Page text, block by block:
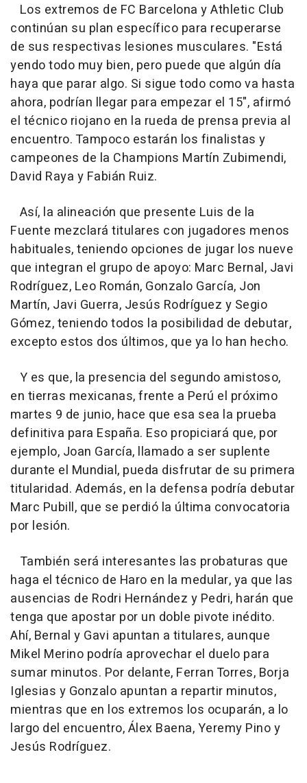
Los extremos de FC Barcelona y Athletic Club
continúan su plan específico para recuperarse
de sus respectivas lesiones musculares. "Está
yendo todo muy bien, pero puede que algún día
haya que parar algo. Si sigue todo como va hasta
ahora, podrían llegar para empezar el 15", afirmó
el técnico riojano en la rueda de prensa previa al
encuentro. Tampoco estarán los finalistas y
campeones de la Champions Martín Zubimendi,
David Raya y Fabián Ruiz.
Así, la alineación que presente Luis de la
Fuente mezclará titulares con jugadores menos
habituales, teniendo opciones de jugar los nueve
que integran el grupo de apoyo: Marc Bernal, Javi
Rodríguez, Leo Román, Gonzalo García, Jon
Martín, Javi Guerra, Jesús Rodríguez y Segio
Gómez, teniendo todos la posibilidad de debutar,
excepto estos dos últimos, que ya lo han hecho.
Y es que, la presencia del segundo amistoso,
en tierras mexicanas, frente a Perú el próximo
martes 9 de junio, hace que esa sea la prueba
definitiva para España. Eso propiciará que, por
ejemplo, Joan García, llamado a ser suplente
durante el Mundial, pueda disfrutar de su primera
titularidad. Además, en la defensa podría debutar
Marc Pubill, que se perdió la última convocatoria
por lesión.
También será interesantes las probaturas que
haga el técnico de Haro en la medular, ya que las
ausencias de Rodri Hernández y Pedri, harán que
tenga que apostar por un doble pivote inédito.
Ahí, Bernal y Gavi apuntan a titulares, aunque
Mikel Merino podría aprovechar el duelo para
sumar minutos. Por delante, Ferran Torres, Borja
Iglesias y Gonzalo apuntan a repartir minutos,
mientras que en los extremos los ocuparán, a lo
largo del encuentro, Álex Baena, Yeremy Pino y
Jesús Rodríguez.